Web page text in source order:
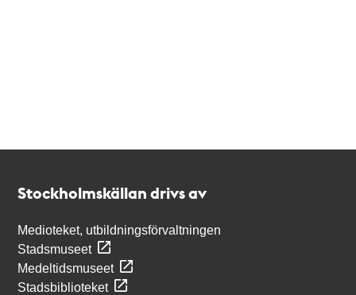
Stockholmskällan drivs av
Medioteket, utbildningsförvaltningen
Stadsmuseet
Medeltidsmuseet
Stadsbiblioteket